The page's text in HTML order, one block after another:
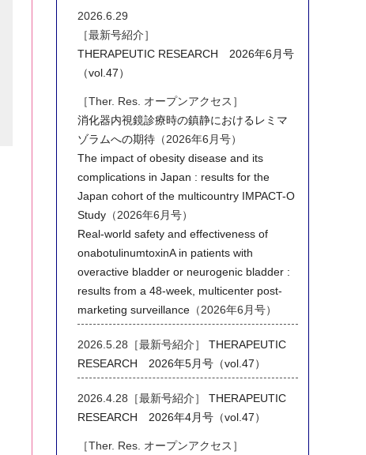
2026.6.29
［最新号紹介］
THERAPEUTIC RESEARCH 2026年6月号
（vol.47）
［Ther. Res. オープンアクセス］
消化器内視鏡診療時の鎮静におけるレミマ
ゾラムへの期待（2026年6月号）
The impact of obesity disease and its
complications in Japan : results for the
Japan cohort of the multicountry IMPACT-O
Study（2026年6月号）
Real-world safety and effectiveness of
onabotulinumtoxinA in patients with
overactive bladder or neurogenic bladder :
results from a 48-week, multicenter post-
marketing surveillance（2026年6月号）
2026.5.28［最新号紹介］ THERAPEUTIC
RESEARCH 2026年5月号（vol.47）
2026.4.28［最新号紹介］ THERAPEUTIC
RESEARCH 2026年4月号（vol.47）
［Ther. Res. オープンアクセス］